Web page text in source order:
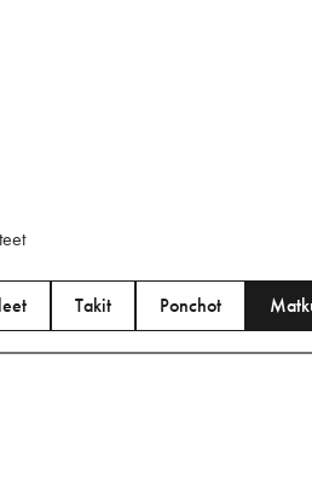
Matkustus- ja
Takit Ponchot